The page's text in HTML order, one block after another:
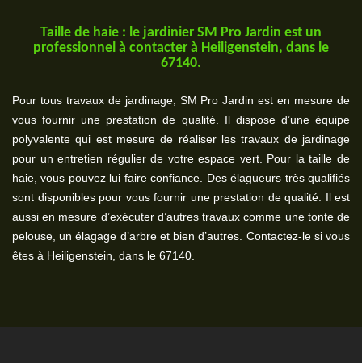
Taille de haie : le jardinier SM Pro Jardin est un
professionnel à contacter à Heiligenstein, dans le
67140.
Pour tous travaux de jardinage, SM Pro Jardin est en mesure de
vous fournir une prestation de qualité. Il dispose d’une équipe
polyvalente qui est mesure de réaliser les travaux de jardinage
pour un entretien régulier de votre espace vert. Pour la taille de
haie, vous pouvez lui faire confiance. Des élagueurs très qualifiés
sont disponibles pour vous fournir une prestation de qualité. Il est
aussi en mesure d’exécuter d’autres travaux comme une tonte de
pelouse, un élagage d’arbre et bien d’autres. Contactez-le si vous
êtes à Heiligenstein, dans le 67140.